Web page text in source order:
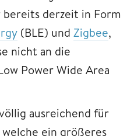
derzeit in Form
(BLE) und Zigbee,
nicht an die
Power Wide Area
ausreichend für
welche ein größeres